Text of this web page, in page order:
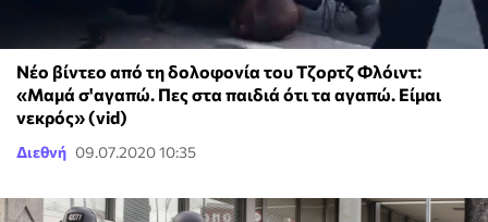
Νέο βίντεο από τη δολοφονία του Τζορτζ Φλόιντ:
«Μαμά σ'αγαπώ. Πες στα παιδιά ότι τα αγαπώ. Είμαι
νεκρός» (vid)
Διεθνή 09.07.2020 10:35